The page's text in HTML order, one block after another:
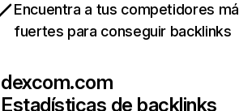
Encuentra a tus competidores
fuertes para conseguir backlinks
dexcom.com
Estadísticas de backlinks